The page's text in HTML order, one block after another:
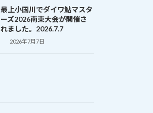
最上小国川でダイワ鮎マスタ
ーズ2026南東大会が開催さ
れました。2026.7.7
2026年7月7日